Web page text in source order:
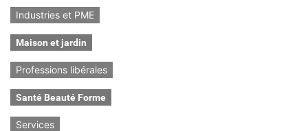
Industries et PME
Maison et jardin
Professions libérales
Santé Beauté Forme
Services